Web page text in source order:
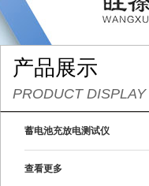
产品展示
PRODUCT DISPLAY
蓄电池充放电测试仪
查看更多